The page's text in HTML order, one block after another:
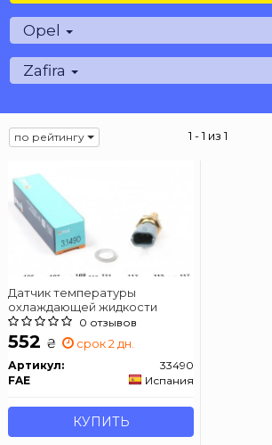
Opel
Zafira
по рейтингу 1 - 1 из 1
Датчик температуры
охлаждающей жидкости
0 отзывов
552 ₴ срок 2 дн.
Артикул:
33490
FAE
Испания
КУПИТЬ